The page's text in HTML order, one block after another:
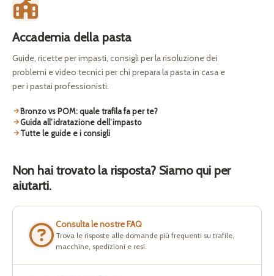
Accademia della pasta
Guide, ricette per impasti, consigli per la risoluzione dei
problemi e video tecnici per chi prepara la pasta in casa e
per i pastai professionisti.
Bronzo vs POM: quale trafila fa per te?
Guida all’idratazione dell’impasto
Tutte le guide e i consigli
Non hai trovato la risposta? Siamo qui per
aiutarti.
Consulta le nostre FAQ
Trova le risposte alle domande più frequenti su trafile,
macchine, spedizioni e resi.